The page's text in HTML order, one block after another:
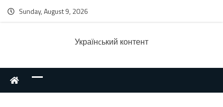
Sunday, August 9, 2026
Українcький контент